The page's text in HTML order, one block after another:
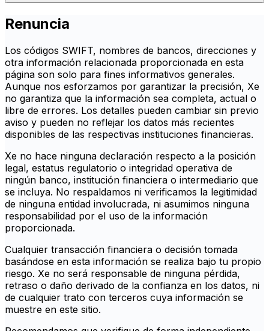
Renuncia
Los códigos SWIFT, nombres de bancos, direcciones y
otra información relacionada proporcionada en esta
página son solo para fines informativos generales.
Aunque nos esforzamos por garantizar la precisión, Xe
no garantiza que la información sea completa, actual o
libre de errores. Los detalles pueden cambiar sin previo
aviso y pueden no reflejar los datos más recientes
disponibles de las respectivas instituciones financieras.
Xe no hace ninguna declaración respecto a la posición
legal, estatus regulatorio o integridad operativa de
ningún banco, institución financiera o intermediario que
se incluya. No respaldamos ni verificamos la legitimidad
de ninguna entidad involucrada, ni asumimos ninguna
responsabilidad por el uso de la información
proporcionada.
Cualquier transacción financiera o decisión tomada
basándose en esta información se realiza bajo tu propio
riesgo. Xe no será responsable de ninguna pérdida,
retraso o daño derivado de la confianza en los datos, ni
de cualquier trato con terceros cuya información se
muestre en este sitio.